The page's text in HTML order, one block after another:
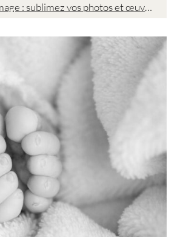
Encadrement image : sublimez vos photos et œuvres avec des solutions sur mesure